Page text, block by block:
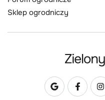
Sklep ogrodniczy